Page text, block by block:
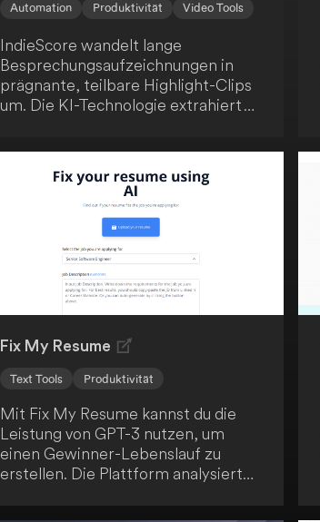
Automation Produktivität Video Tools
IndieScore wandelt lange
Besprechungsaufzeichnungen in
prägnante, teilbare Highlight-Clips
um. Die KI-Technologie extrahiert
relevantesten Informationen
versorgt werden. Profitiere von
einer effizienten und
ansprechenden Kommunikation.
Fix My Resume
Text Tools Produktivität
Mit Fix My Resume kannst du die
Leistung von GPT-3 nutzen, um
einen Gewinner-Lebenslauf zu
erstellen. Die Plattform analysiert